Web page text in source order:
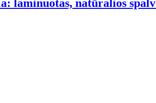
laminuotas, natūralios